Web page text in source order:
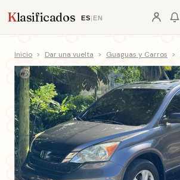
Klasificados ES| EN
Inicio > Dar una vuelta > Guaguas y Carros >